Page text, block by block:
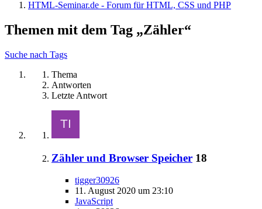
HTML-Seminar.de - Forum für HTML, CSS und PHP
Themen mit dem Tag „Zähler“
Suche nach Tags
Thema
Antworten
Letzte Antwort
Zähler und Browser Speicher 18
tigger30926
11. August 2020 um 23:10
JavaScript